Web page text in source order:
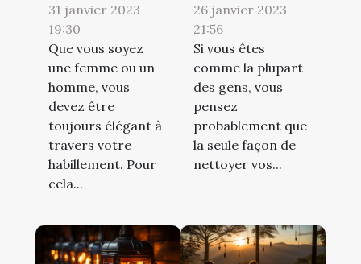
31 janvier 2023
19:30
Que vous soyez
une femme ou un
homme, vous
devez être
toujours élégant à
travers votre
habillement. Pour
cela...
26 janvier 2023
21:56
Si vous êtes
comme la plupart
des gens, vous
pensez
probablement que
la seule façon de
nettoyer vos...